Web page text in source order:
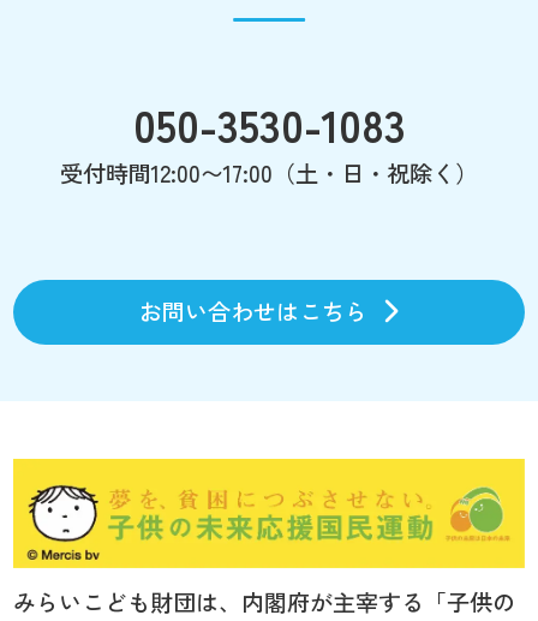
050-3530-1083
受付時間12:00〜17:00（土・日・祝除く）
お問い合わせはこちら
みらいこども財団は、内閣府が主宰する「子供の